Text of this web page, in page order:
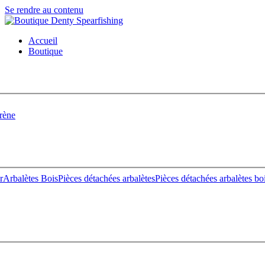
Se rendre au contenu
Accueil
Boutique
Arbalètes BoisPièces détachées arbalètesPièces détachées arbalètes